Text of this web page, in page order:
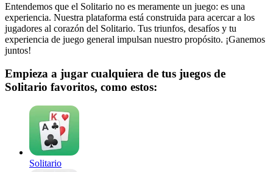
Entendemos que el Solitario no es meramente un juego: es una
experiencia. Nuestra plataforma está construida para acercar a los
jugadores al corazón del Solitario. Tus triunfos, desafíos y tu
experiencia de juego general impulsan nuestro propósito. ¡Ganemos
juntos!
Empieza a jugar cualquiera de tus juegos de
Solitario favoritos, como estos:
Solitario